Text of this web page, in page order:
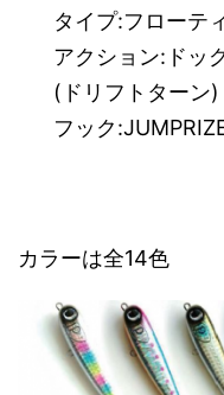
タイプ:フローテ
アクション:ドッ
(ドリフトターン)
フック
カラーは全14色